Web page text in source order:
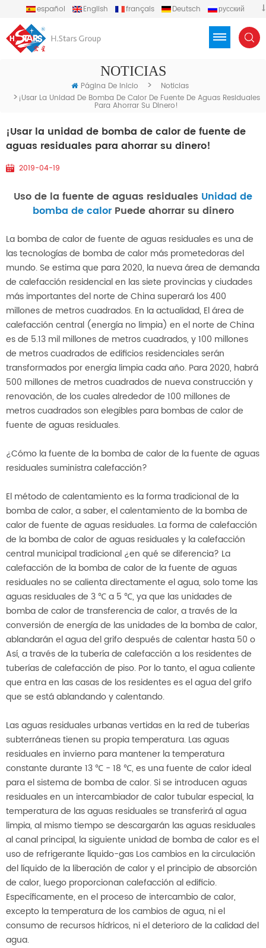
español English français Deutsch
русский
NOTICIAS
Página De Inicio > Noticias
> ¡Usar La Unidad De Bomba De Calor De Fuente De Aguas Residuales
Para Ahorrar Su Dinero!
¡Usar la unidad de bomba de calor de fuente de
aguas residuales para ahorrar su dinero!
2019-04-19
Uso de la fuente de aguas residuales Unidad de
bomba de calorPuede ahorrar su dinero
La bomba de calor de fuente de aguas residuales es una de
las tecnologías de bomba de calor más prometedoras del
mundo. Se estima que para 2020, la nueva área de demanda
de calefacción residencial en las siete provincias y ciudades
más importantes del norte de China superará los 400
millones de metros cuadrados. En la actualidad, El área de
calefacción central (energía no limpia) en el norte de China
es de 5.13 mil millones de metros cuadrados, y 100 millones
de metros cuadrados de edificios residenciales serán
transformados por energía limpia cada año. Para 2020, habrá
500 millones de metros cuadrados de nueva construcción y
renovación, de los cuales alrededor de 100 millones de
metros cuadrados son elegibles para bombas de calor de
fuente de aguas residuales.
¿Cómo la fuente de la bomba de calor de la fuente de aguas
residuales suministra calefacción?
El método de calentamiento es la forma tradicional de la
bomba de calor, a saber, el calentamiento de la bomba de
calor de fuente de aguas residuales. La forma de calefacción
de la bomba de calor de aguas residuales y la calefacción
central municipal tradicional ¿en qué se diferencia? La
calefacción de la bomba de calor de la fuente de aguas
residuales no se calienta directamente el agua, solo tome las
aguas residuales de 3 ℃ a 5 ℃, ya que las unidades de
bomba de calor de transferencia de calor, a través de la
conversión de energía de las unidades de la bomba de calor,
ablandarán el agua del grifo después de calentar hasta 50 o
Así, a través de la tubería de calefacción a los residentes de
tuberías de calefacción de piso. Por lo tanto, el agua caliente
que entra en las casas de los residentes es el agua del grifo
que se está ablandando y calentando.
Las aguas residuales urbanas vertidas en la red de tuberías
subterráneas tienen su propia temperatura. Las aguas
residuales en invierno para mantener la temperatura
constante durante 13 ℃ - 18 ℃, es una fuente de calor ideal
para el sistema de bomba de calor. Si se introducen aguas
residuales en un intercambiador de calor tubular especial, la
temperatura de las aguas residuales se transferirá al agua
limpia, al mismo tiempo se descargarán las aguas residuales
al canal principal, la siguiente unidad de bomba de calor es el
uso de refrigerante líquido-gas Los cambios en la circulación
del líquido de la liberación de calor y el principio de absorción
de calor, luego proporcionan calefacción al edificio.
Específicamente, en el proceso de intercambio de calor,
excepto la temperatura de los cambios de agua, ni el
consumo de recursos hídricos, ni el deterioro de la calidad del
agua.